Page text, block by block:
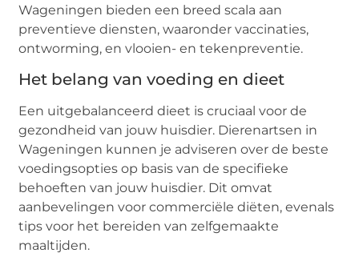
Wageningen bieden een breed scala aan
preventieve diensten, waaronder vaccinaties,
ontworming, en vlooien- en tekenpreventie.
Het belang van voeding en dieet
Een uitgebalanceerd dieet is cruciaal voor de
gezondheid van jouw huisdier. Dierenartsen in
Wageningen kunnen je adviseren over de beste
voedingsopties op basis van de specifieke
behoeften van jouw huisdier. Dit omvat
aanbevelingen voor commerciële diëten, evenals
tips voor het bereiden van zelfgemaakte
maaltijden.